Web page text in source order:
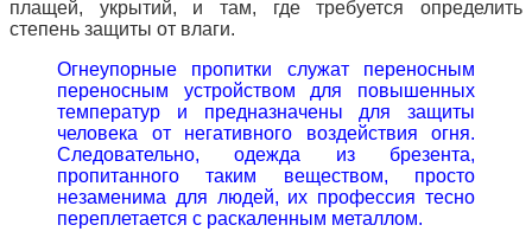
плащей, укрытий, и там, где требуется определить
степень защиты от влаги.
Огнеупорные пропитки служат переносным
переносным устройством для повышенных
температур и предназначены для защиты
человека от негативного воздействия огня.
Следовательно, одежда из брезента,
пропитанного таким веществом, просто
незаменима для людей, их профессия тесно
переплетается с раскаленным металлом.